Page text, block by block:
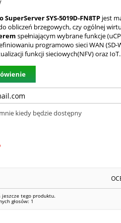
SYS-5019D-FN8TPjest
obliczeń brzegowych, czy ogólnej
spełniającym wybrane funkcje
programowo sieci WAN (SD-
funkcji sieciowych(NFV) oraz IoT.
kiedy będzie dostępny
jeszcze tego produktu.
głosów: 1